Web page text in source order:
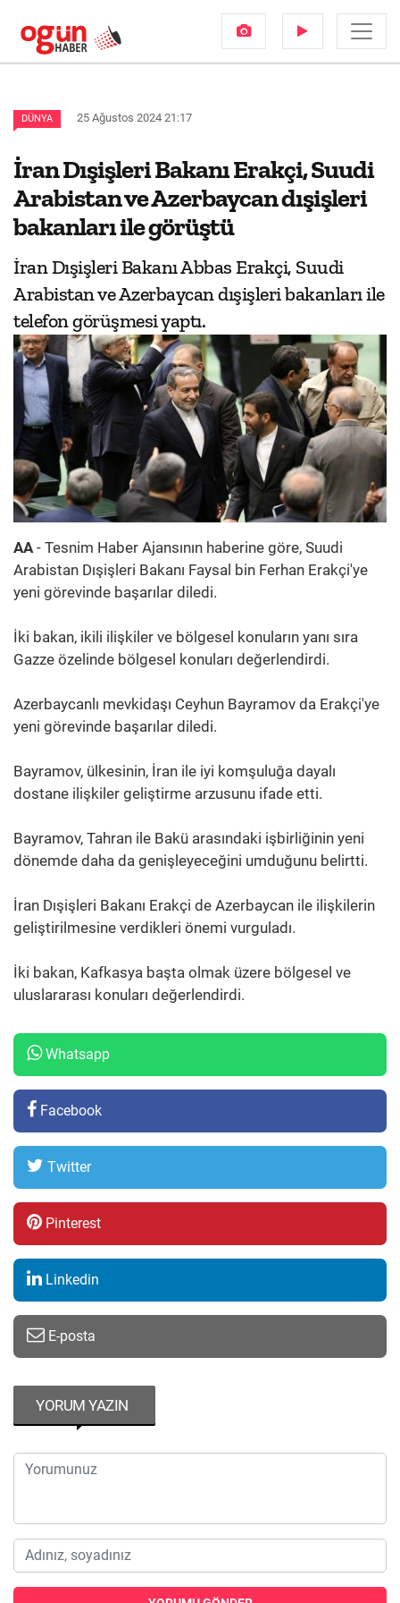
DÜNYA 25 Ağustos 2024 21:17
İran Dışişleri Bakanı Erakçi, Suudi
Arabistan ve Azerbaycan dışişleri
bakanları ile görüştü
İran Dışişleri Bakanı Abbas Erakçi, Suudi
Arabistan ve Azerbaycan dışişleri bakanları ile
telefon görüşmesi yaptı.
AA - Tesnim Haber Ajansının haberine göre, Suudi
Arabistan Dışişleri Bakanı Faysal bin Ferhan Erakçi'ye
yeni görevinde başarılar diledi.
İki bakan, ikili ilişkiler ve bölgesel konuların yanı sıra
Gazze özelinde bölgesel konuları değerlendirdi.
Azerbaycanlı mevkidaşı Ceyhun Bayramov da Erakçi'ye
yeni görevinde başarılar diledi.
Bayramov, ülkesinin, İran ile iyi komşuluğa dayalı
dostane ilişkiler geliştirme arzusunu ifade etti.
Bayramov, Tahran ile Bakü arasındaki işbirliğinin yeni
dönemde daha da genişleyeceğini umduğunu belirtti.
İran Dışişleri Bakanı Erakçi de Azerbaycan ile ilişkilerin
geliştirilmesine verdikleri önemi vurguladı.
İki bakan, Kafkasya başta olmak üzere bölgesel ve
uluslararası konuları değerlendirdi.
Whatsapp
Facebook
Twitter
Pinterest
Linkedin
E-posta
YORUM YAZIN